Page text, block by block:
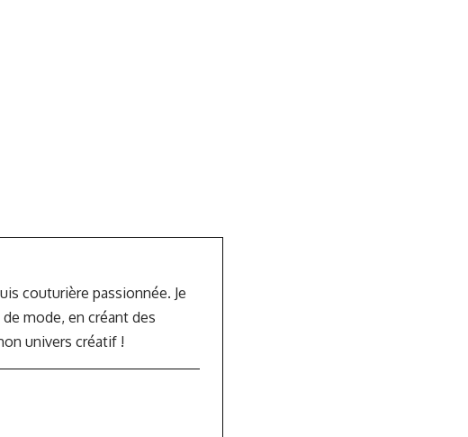
couturière passionnée. Je
mode, en créant des
univers créatif !